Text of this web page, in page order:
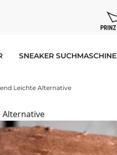
SNEAKER SUCHMASCHINE
Leichte Alternative
Alternative